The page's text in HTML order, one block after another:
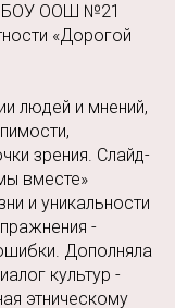
ООШ №21
«Дорогой
людей и мнений,
зрения. Слайд-
вместе»
и уникальности
-
Дополняла
культур -
этническому